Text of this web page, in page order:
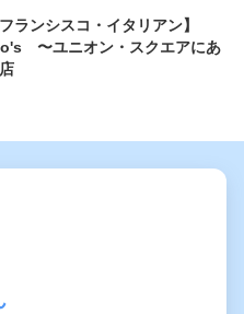
フランシスコ・イタリアン】
〜ユニオン・スクエアにあ